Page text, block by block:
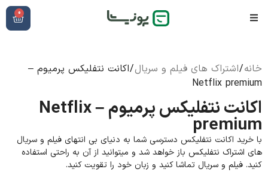
0
خانه/اشتراک های فیلم و سریال/ اکانت نتفلیکس پرمیوم –
Netflix premium
اکانت نتفلیکس پرمیوم – Netflix
premium
با خرید اکانت نتفلیکس دسترسی شما به دنیای بی انتهای فیلم و سریال
های اشتراک نتفلیکس باز خواهد شد و میتوانید از آن به راحتی استفاده
کنید. فیلم و سریال تماشا کنید و زبان خود را تقویت کنید.